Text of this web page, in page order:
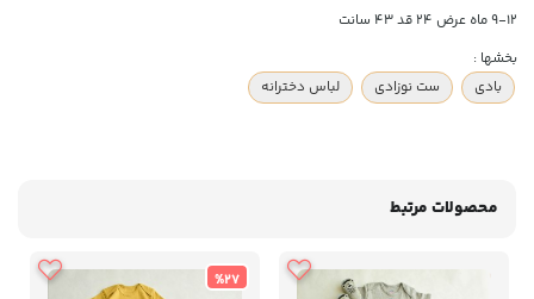
۹-۱۲ ماه عرض ۲۴ قد ۴۳ سانت
بخشها :
بادی
ست نوزادی لباس دخترانه
محصولات مرتبط
%27